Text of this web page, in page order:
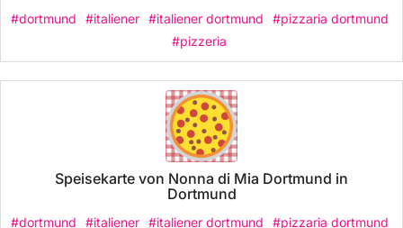
#dortmund #italiener #italiener dortmund
#pizzaria dortmund
#pizzeria
Speisekarte von Nonna di Mia Dortmund in
Dortmund
#dortmund #italiener #italiener dortmund #pizzaria dortmund